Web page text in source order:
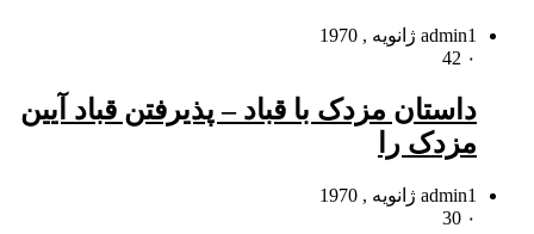
admin1 ژانویه , 1970
۰
داستان مزدک با قباد – پذیرفتن قباد آیین
مزدک را
admin1 ژانویه , 1970
۰